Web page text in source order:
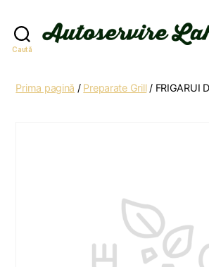
Caută
Prima pagină / Preparate Grill/ FRIGARUI